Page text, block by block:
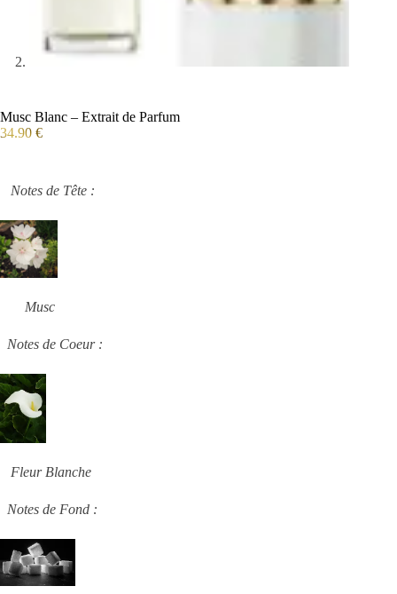
Musc Blanc – Extrait de Parfum
34.90 €
Notes de Tête :
Musc
Notes de Coeur :
Fleur Blanche
Notes de Fond :